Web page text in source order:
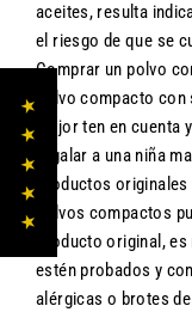
aceites, resulta
el riesgo de que se
Comprar un polvo
polvo compacto
mejor ten en
regalar a una niña
productos
polvos compactos
producto original,
estén probados y
alérgicas o brotes
★ ★ ★ ★ ★